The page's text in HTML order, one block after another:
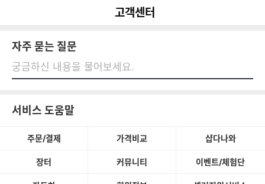
와
고객센터
자주 묻는 질문
서비스 도움말
주문/결제 가격비교 샵다나와
장터 커뮤니티 이벤트/체험단